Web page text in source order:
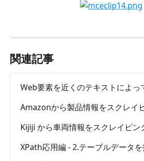
関連記事
Web要素を近くのテキストによっ
Amazonから製品情報をスクレイ
Kijiji から車両情報をスクレイピン
XPath応用編 - 2.テーブルデータ